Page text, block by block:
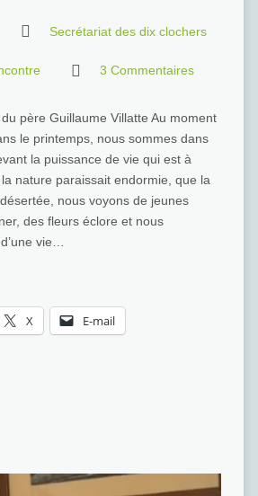
Secrétariat des dix clochers
3 Commentaires
père Guillaume Villatte Au moment
le printemps, nous sommes dans
la puissance de vie qui est à
nature paraissait endormie, que la
nous voyons de jeunes
des fleurs éclore et nous
vie…
X E-mail